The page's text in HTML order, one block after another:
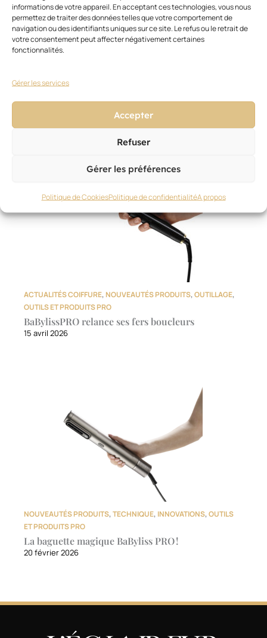
informations de votre appareil. En acceptant ces technologies, vous nous
permettez de traiter des données telles que votre comportement de
navigation ou des identifiants uniques sur ce site. Le refus ou le retrait de
votre consentement peut affecter négativement certaines
fonctionnalités.
Gérer les services
Accepter
Refuser
Gérer les préférences
Politique de CookiesPolitique de confidentialitéA propos
OUTILLAGE,TECHNIQUE,OUTILS ET PRODUITS PRO
Sculp le premier lisseur interactif par ghd
9 juillet 2026
ACTUALITÉS COIFFURE, NOUVEAUTÉS PRODUITS,OUTILLAGE,
OUTILS ET PRODUITS PRO
BaBylissPRO relance ses fers boucleurs
15 avril 2026
NOUVEAUTÉS PRODUITS,TECHNIQUE, INNOVATIONS,OUTILS
ET PRODUITS PRO
La baguette magique BaByliss PRO !
20 février 2026